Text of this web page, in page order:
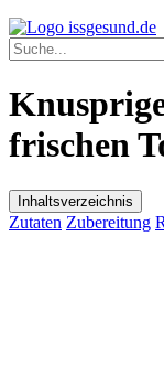
frischen
Inhaltsverzeichnis
Zutaten Zubereitung